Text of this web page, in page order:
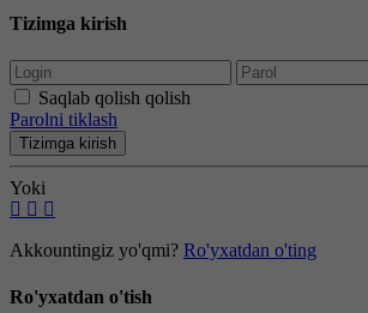
Tizimga kirish
Saqlab qolish qolish
Parolni tiklash
Tizimga kirish
Yoki
Akkountingiz yo'qmi? Ro'yxatdan o'ting
Ro'yxatdan o'tish